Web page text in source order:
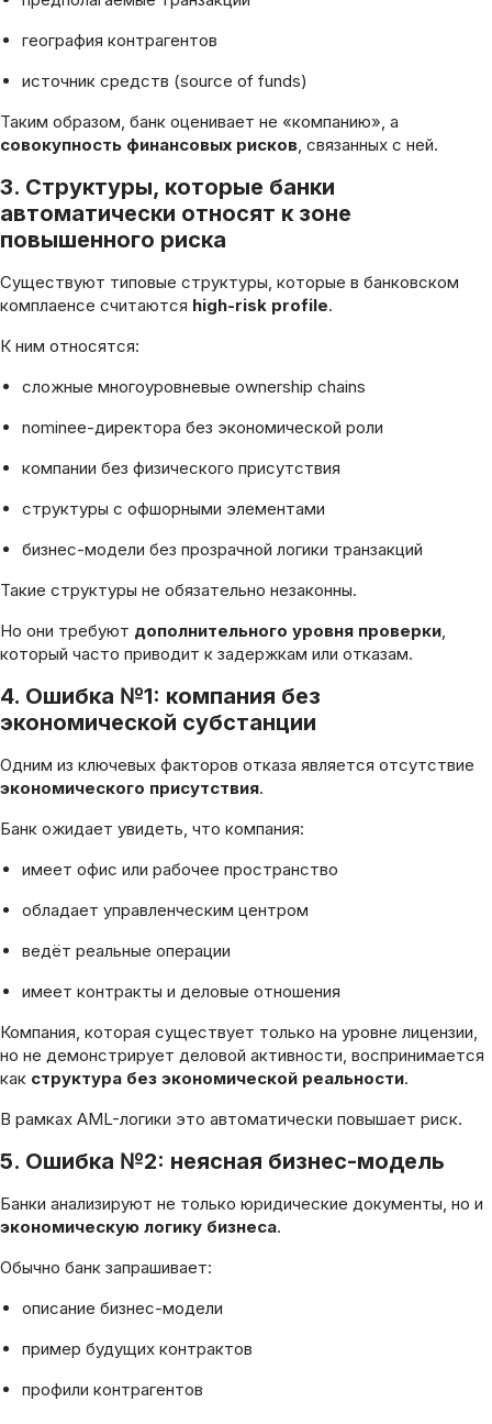
география контрагентов
источник средств (source of funds)
Таким образом, банк оценивает не «компанию», а
совокупность финансовых рисков, связанных с ней.
3. Структуры, которые банки
автоматически относят к зоне
повышенного риска
Существуют типовые структуры, которые в банковском
комплаенсе считаются high-risk profile.
К ним относятся:
сложные многоуровневые ownership chains
nominee-директора без экономической роли
компании без физического присутствия
структуры с офшорными элементами
бизнес-модели без прозрачной логики транзакций
Такие структуры не обязательно незаконны.
Но они требуют дополнительного уровня проверки,
который часто приводит к задержкам или отказам.
4. Ошибка №1: компания без
экономической субстанции
Одним из ключевых факторов отказа является отсутствие
экономического присутствия.
Банк ожидает увидеть, что компания:
имеет офис или рабочее пространство
обладает управленческим центром
ведёт реальные операции
имеет контракты и деловые отношения
Компания, которая существует только на уровне лицензии,
но не демонстрирует деловой активности, воспринимается
как структура без экономической реальности.
В рамках AML-логики это автоматически повышает риск.
5. Ошибка №2: неясная бизнес-модель
Банки анализируют не только юридические документы, но и
экономическую логику бизнеса.
Обычно банк запрашивает:
описание бизнес-модели
пример будущих контрактов
профили контрагентов